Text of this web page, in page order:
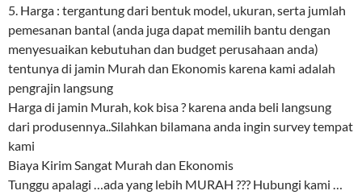
5. Harga : tergantung dari bentuk model, ukuran, serta jumlah
pemesanan bantal (anda juga dapat memilih bantu dengan
menyesuaikan kebutuhan dan budget perusahaan anda)
tentunya di jamin Murah dan Ekonomis karena kami adalah
pengrajin langsung
Harga di jamin Murah, kok bisa ? karena anda beli langsung
dari produsennya..Silahkan bilamana anda ingin survey tempat
kami
Biaya Kirim Sangat Murah dan Ekonomis
Tunggu apalagi …ada yang lebih MURAH ??? Hubungi kami …